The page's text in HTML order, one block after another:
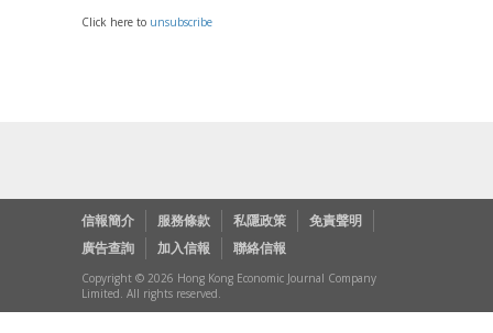
Click here to unsubscribe
信報簡介 服務條款 私隱政策
免責聲明
廣告查詢
加入信報 聯絡信報
Copyright © 2026 Hong Kong Economic Journal Company
Limited. All rights reserved.